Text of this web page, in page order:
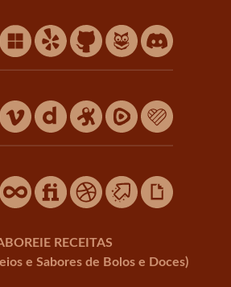
RECEITAS
e Sabores de Bolos e Doces)